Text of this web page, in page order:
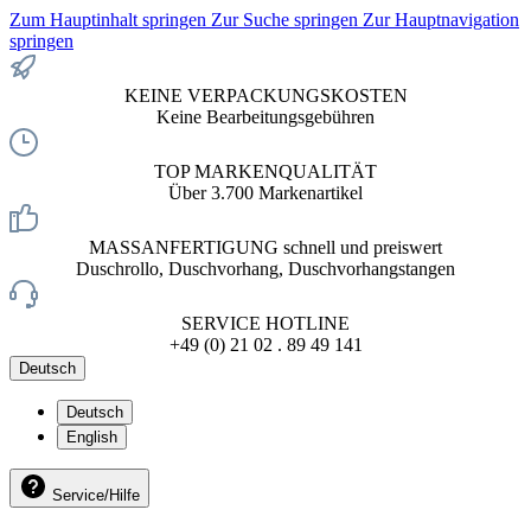
Zum Hauptinhalt springen Zur Suche springen Zur Hauptnavigation
springen
KEINE VERPACKUNGSKOSTEN
Keine Bearbeitungsgebühren
TOP MARKENQUALITÄT
Über 3.700 Markenartikel
MASSANFERTIGUNG schnell und preiswert
Duschrollo, Duschvorhang, Duschvorhangstangen
SERVICE HOTLINE
+49 (0) 21 02 . 89 49 141
Deutsch
Deutsch
English
Service/Hilfe